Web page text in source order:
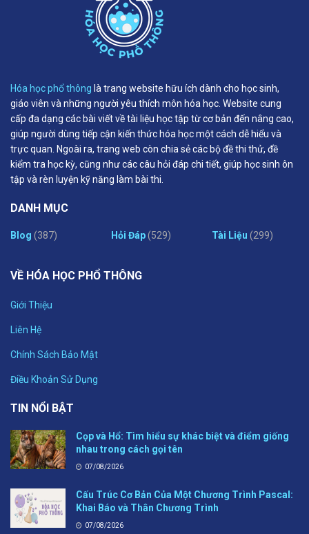
Hóa học phổ thông là trang website hữu ích dành cho học sinh,
giáo viên và những người yêu thích môn hóa học. Website cung
cấp đa dạng các bài viết về tài liệu học tập từ cơ bản đến nâng cao,
giúp người dùng tiếp cận kiến thức hóa học một cách dễ hiểu và
trực quan. Ngoài ra, trang web còn chia sẻ các bộ đề thi thử, đề
kiểm tra học kỳ, cũng như các câu hỏi đáp chi tiết, giúp học sinh ôn
tập và rèn luyện kỹ năng làm bài thi.
DANH MỤC
Blog (387) Hỏi Đáp(529) Tài Liệu (299)
VỀ HÓA HỌC PHỔ THÔNG
Giới Thiệu
Liên Hệ
Chính Sách Bảo Mật
Điều Khoản Sử Dụng
TIN NỔI BẬT
Cọp và Hổ: Tìm hiểu sự khác biệt và điểm giống
nhau trong cách gọi tên
07/08/2026
Cấu Trúc Cơ Bản Của Một Chương Trình Pascal:
Khai Báo và Thân Chương Trình
07/08/2026